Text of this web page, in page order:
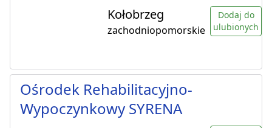
Kołobrzeg
zachodniopomorskie
Dodaj do
ulubionych
Ośrodek Rehabilitacyjno-
Wypoczynkowy SYRENA